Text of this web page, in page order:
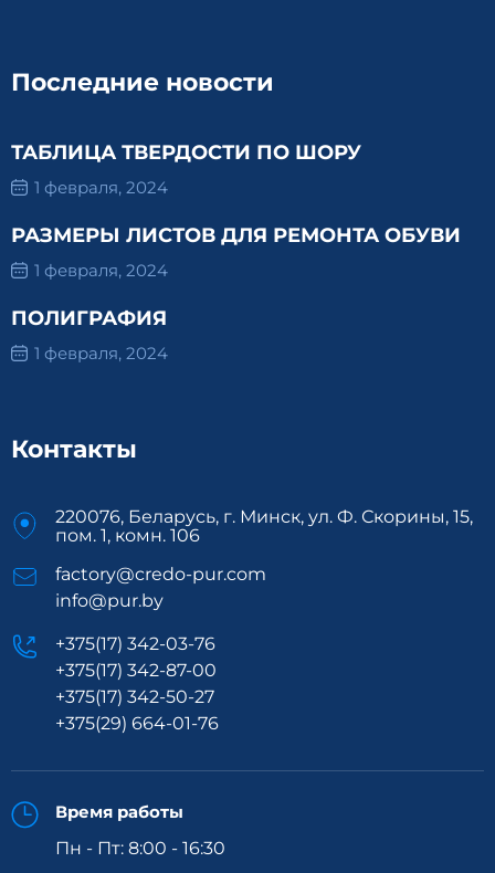
Последние новости
ТАБЛИЦА ТВЕРДОСТИ ПО ШОРУ
1 февраля, 2024
РАЗМЕРЫ ЛИСТОВ ДЛЯ РЕМОНТА ОБУВИ
1 февраля, 2024
ПОЛИГРАФИЯ
1 февраля, 2024
Контакты
220076, Беларусь, г. Минск, ул. Ф. Скорины, 15,
пом. 1, комн. 106
factory@credo-pur.com
info@pur.by
+375(17) 342-03-76
+375(17) 342-87-00
+375(17) 342-50-27
+375(29) 664-01-76
Время работы
Пн - Пт: 8:00 - 16:30